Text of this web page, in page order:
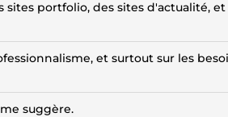
sites portfolio, des sites d'actualité,
et surtout sur les
suggère.